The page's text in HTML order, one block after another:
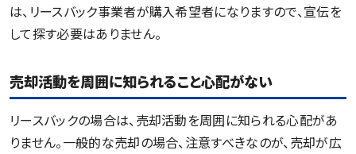
は、リースバック事業者が購入希望者になりますので、宣伝を
して探す必要はありません。
売却活動を周囲に知られること心配がない
リースバックの場合は、売却活動を周囲に知られる心配があ
りません。一般的な売却の場合、注意すべきなのが、売却が広